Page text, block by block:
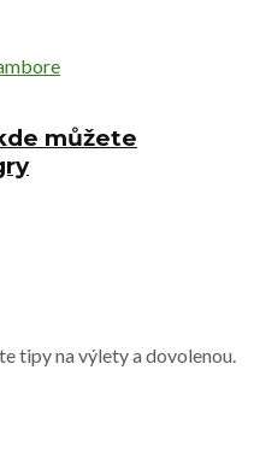
můžete
tipy na výlety a dovolenou.